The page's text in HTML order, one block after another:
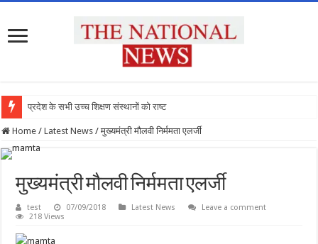
प्रदेश के सभी उच्च शिक्षण संस्थानों को राष्ट्रीय
Home / Latest News / मुख्यमंत्री मौलवी निर्ममता एलर्जी
मुख्यमंत्री मौलवी निर्ममता एलर्जी
test 07/09/2018 Latest News
Leave a comment
218 Views